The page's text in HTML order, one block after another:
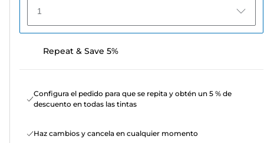
1
Repeat & Save 5%
Configura el pedido para que se repita y obtén un 5 % de
descuento en todas las tintas
Haz cambios y cancela en cualquier momento